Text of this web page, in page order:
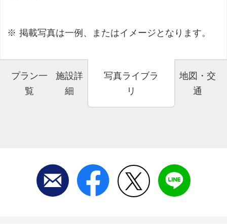
掲載写真は一例、またはイメージとなります。
プラン一
覧
施設詳
細
写真ライブラ
リ
地図・交
通